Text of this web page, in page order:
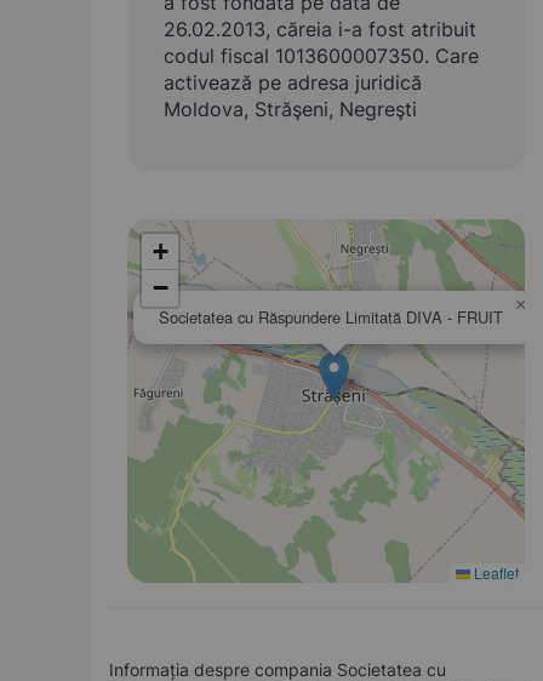
26.02.2013, căreia i-a fost atribuit
codul fiscal 1013600007350. Care
activează pe adresa juridică
Moldova, Străşeni, Negreşti
Societatea cu Răspundere Limitată DIVA - FRUIT
×
+
−
Leaflet
Informația despre compania Societatea cu